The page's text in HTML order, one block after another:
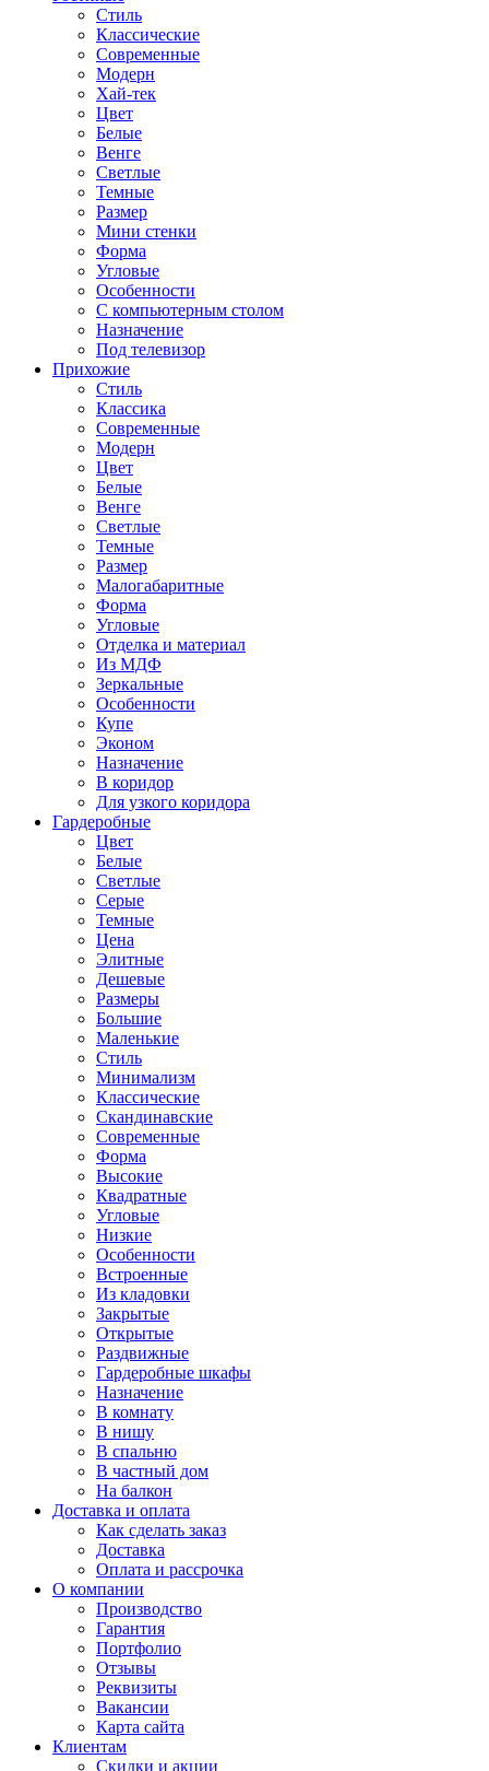
Стиль
Классические
Современные
Модерн
Хай-тек
Цвет
Белые
Венге
Светлые
Темные
Размер
Мини стенки
Форма
Угловые
Особенности
С компьютерным столом
Назначение
Под телевизор
Прихожие
Стиль
Классика
Современные
Модерн
Цвет
Белые
Венге
Светлые
Темные
Размер
Малогабаритные
Форма
Угловые
Отделка и материал
Из МДФ
Зеркальные
Особенности
Купе
Эконом
Назначение
В коридор
Для узкого коридора
Гардеробные
Цвет
Белые
Светлые
Серые
Темные
Цена
Элитные
Дешевые
Размеры
Большие
Маленькие
Стиль
Минимализм
Классические
Скандинавские
Современные
Форма
Высокие
Квадратные
Угловые
Низкие
Особенности
Встроенные
Из кладовки
Закрытые
Открытые
Раздвижные
Гардеробные шкафы
Назначение
В комнату
В нишу
В спальню
В частный дом
На балкон
Доставка и оплата
Как сделать заказ
Доставка
Оплата и рассрочка
О компании
Производство
Гарантия
Портфолио
Отзывы
Реквизиты
Вакансии
Карта сайта
Клиентам
Скидки и акции